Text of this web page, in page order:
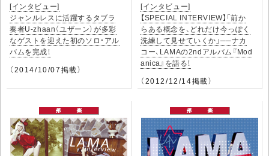
[インタビュー]
ジャンルレスに活躍するタブラ
奏者U-zhaan（ユザーン）が多彩
なゲストを迎えた初のソロ・アル
バムを完成！
（2014/10/07掲載）
[インタビュー]
【SPECIAL INTERVIEW】「前か
らある概念を、どれだけ今っぽく
洗練して見せていくか」──ナカ
コー、LAMAの2ndアルバム『Mod
anica』を語る！
（2012/12/14掲載）